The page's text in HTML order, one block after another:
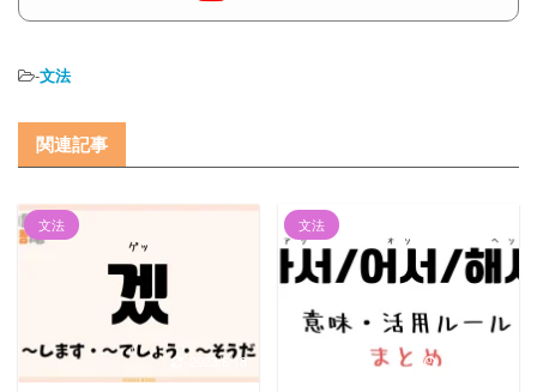
-文法
関連記事
文法
2023/6/18
文法